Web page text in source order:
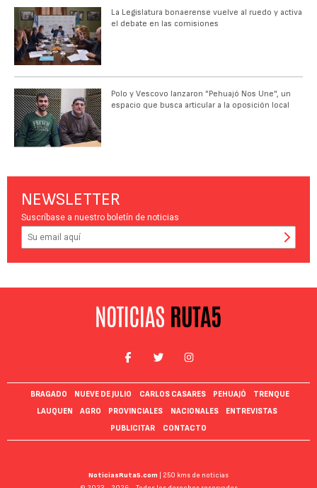
La Legislatura bonaerense vuelve al ruedo y activa
el debate en las comisiones
Polo y Vescovo lanzaron "Pehuajó Nos Une", un
espacio que busca articular a la oposición local
NEWSLETTER
Suscríbase a nuestro boletín de noticias
BRAGADO NUEVE DE JULIO CARLOS CASARES PEHUAJÓ
TRENQUE
LAUQUEN
AGRO PROVINCIALES NACIONALES
ENTREVISTAS
PUBLICITAR
CONTACTO
NoticiasRuta5.com
| 250 kms de noticias